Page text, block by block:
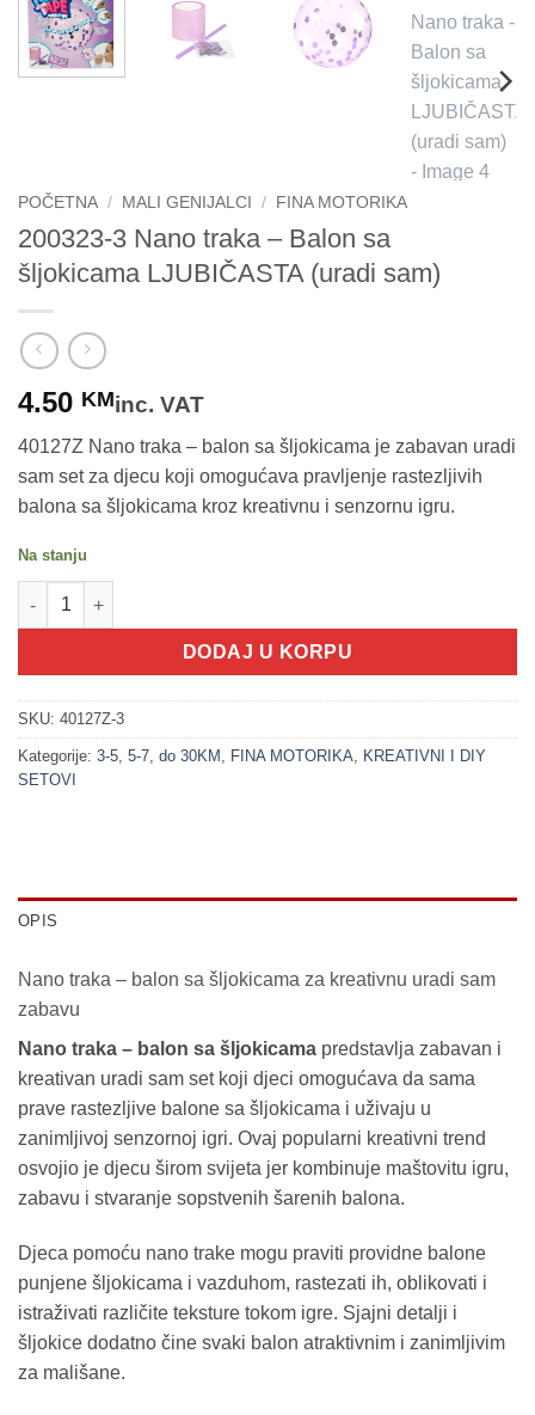
POČETNA / MALI GENIJALCI / FINA MOTORIKA
200323-3 Nano traka – Balon sa
šljokicama LJUBIČASTA (uradi sam)
4.50 KMinc. VAT
40127Z Nano traka – balon sa šljokicama je zabavan uradi
sam set za djecu koji omogućava pravljenje rastezljivih
balona sa šljokicama kroz kreativnu i senzornu igru.
Na stanju
200323-3 Nano traka - Balon sa šljokicama LJUBIČASTA (uradi
DODAJ U KORPU
SKU: 40127Z-3
Kategorije: 3-5 5-7 do 30KM FINA MOTORIKA
KREATIVNI I DIY
SETOVI
OPIS
Nano traka – balon sa šljokicama za kreativnu uradi sam
zabavu
Nano traka – balon sa šljokicama predstavlja zabavan i
kreativan uradi sam set koji djeci omogućava da sama
prave rastezljive balone sa šljokicama i uživaju u
zanimljivoj senzornoj igri. Ovaj popularni kreativni trend
osvojio je djecu širom svijeta jer kombinuje maštovitu igru,
zabavu i stvaranje sopstvenih šarenih balona.
Djeca pomoću nano trake mogu praviti providne balone
punjene šljokicama i vazduhom, rastezati ih, oblikovati i
istraživati različite teksture tokom igre. Sjajni detalji i
šljokice dodatno čine svaki balon atraktivnim i zanimljivim
za mališane.